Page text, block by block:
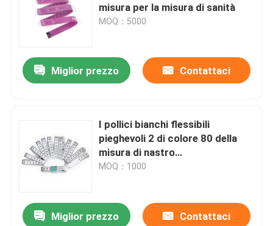
misura per la misura di sanità
MOQ：5000
Miglior prezzo Contattaci
I pollici bianchi flessibili
pieghevoli 2 di colore 80 della
misura di nastro
dell'abbigliamento misura la
MOQ：1000
Miglior prezzo Contattaci